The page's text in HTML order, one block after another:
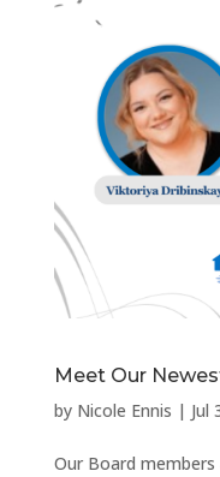
Meet Our
by Nicole Ennis | Jul
Our Board